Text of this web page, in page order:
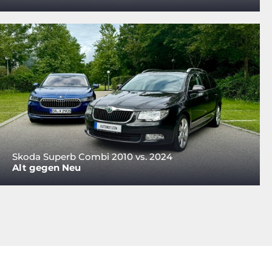
Skoda Superb Combi 2010 vs. 2024
Alt gegen Neu